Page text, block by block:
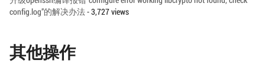
config.log”的解决办法- 3,727 views
其他操作